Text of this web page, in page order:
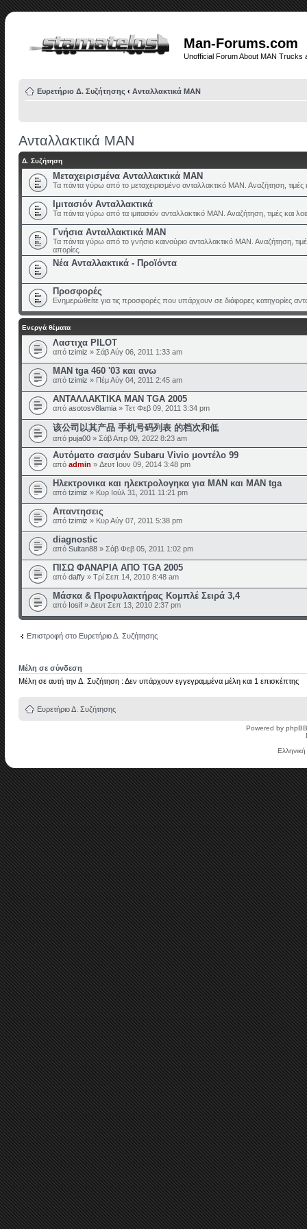
Man-Forums.com
Unofficial Forum About MAN Trucks
Ευρετήριο Δ. Συζήτησης ‹ Ανταλλακτικά ΜΑΝ
Ανταλλακτικά ΜΑΝ
Δ. Συζήτηση
Μεταχειρισμένα Ανταλλακτικά ΜΑΝ
Τα πάντα γύρω από το μεταχειρισμένο ανταλλακτικό ΜΑΝ. Αναζήτηση, τιμές
Ιμιτασιόν Ανταλλακτικά
Τα πάντα γύρω από τα ιμιτασιόν ανταλλακτικό ΜΑΝ. Αναζήτηση, τιμές και
Γνήσια Ανταλλακτικά ΜΑΝ
Τα πάντα γύρω από το γνήσιο καινούριο ανταλλακτικό ΜΑΝ. Αναζήτηση,
απορίες.
Νέα Ανταλλακτικά - Προϊόντα
Προσφορές
Ενημερώθείτε για τις προσφορές που υπάρχουν σε διάφορες κατηγορίες
Ενεργά θέματα
Λαστιχα PILOT
από tzimiz » Σάβ Αύγ 06, 2011 1:33 am
MAN tga 460 '03 και ανω
από tzimiz » Πέμ Αύγ 04, 2011 2:45 am
ΑΝΤΑΛΛΑΚΤΙΚΑ ΜΑΝ TGA 2005
από asotosv8lamia » Τετ Φεβ 09, 2011 3:34 pm
该公司以其产品 手机号码列表 的档次和低
από puja00 » Σάβ Απρ 09, 2022 8:23 am
Αυτόματο σασμάν Subaru Vivio μοντέλο 99
από admin » Δευτ Ιουν 09, 2014 3:48 pm
Ηλεκτρονικα και ηλεκτρολογηκα για ΜΑΝ και ΜΑΝ tga
από tzimiz » Κυρ Ιούλ 31, 2011 11:21 pm
Απαντησεις
από tzimiz » Κυρ Αύγ 07, 2011 5:38 pm
diagnostic
από Sultan88 » Σάβ Φεβ 05, 2011 1:02 pm
ΠΙΣΩ ΦΑΝΑΡΙΑ ΑΠΟ TGA 2005
από daffy » Τρί Σεπ 14, 2010 8:48 am
Mάσκα & Προφυλακτήρας Κομπλέ Σειρά 3,4
από Iosif » Δευτ Σεπ 13, 2010 2:37 pm
Επιστροφή στο Ευρετήριο Δ. Συζήτησης
Μέλη σε σύνδεση
Μέλη σε αυτή την Δ. Συζήτηση : Δεν υπάρχουν εγγεγραμμένα μέλη και 1 επισκέπτης
Ευρετήριο Δ. Συζήτησης
Powered by